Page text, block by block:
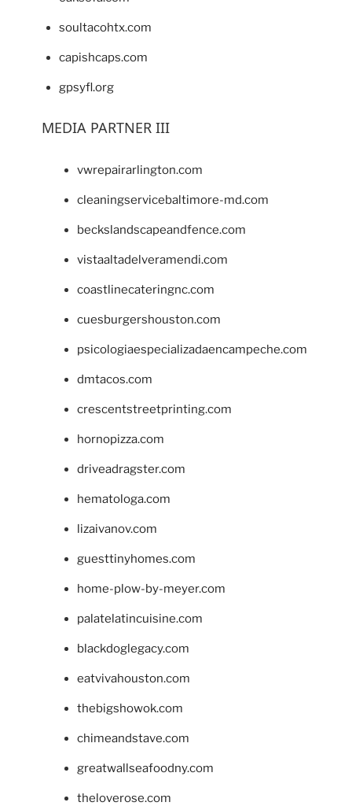
soultacohtx.com
capishcaps.com
gpsyfl.org
MEDIA PARTNER III
vwrepairarlington.com
cleaningservicebaltimore-md.com
beckslandscapeandfence.com
vistaaltadelveramendi.com
coastlinecateringnc.com
cuesburgershouston.com
psicologiaespecializadaencampeche.com
dmtacos.com
crescentstreetprinting.com
hornopizza.com
driveadragster.com
hematologa.com
lizaivanov.com
guesttinyhomes.com
home-plow-by-meyer.com
palatelatincuisine.com
blackdoglegacy.com
eatvivahouston.com
thebigshowok.com
chimeandstave.com
greatwallseafoodny.com
theloverose.com